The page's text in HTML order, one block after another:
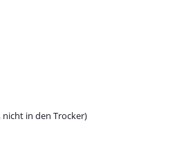
nicht in den Trocker)